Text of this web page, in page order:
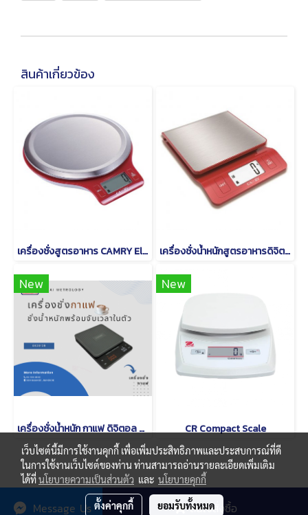
สนใจสั่งซื้อ
Message Us
สินค้าเกี่ยวข้อง
เครื่องชั่งสูตรอาหาร CAMRY Electronic Kitchen Scale EK3211 เครื่องชั่งน้ำหนักสูตรอาหารดิจิตอล CAMRY EK 3260
New
เครื่องชั่งน้ำหนัก กาแฟ ดิจิตอล CAMRY EK 2912 R
New
CR Compact Scale
© Copyright thaimetrology.com 2026. All Rights Reserved.
เว็บไซต์นี้มีการใช้งานคุกกี้ เพื่อเพิ่มประสิทธิภาพและประสบการณ์ที่ดี
ในการใช้งานเว็บไซต์ของท่าน ท่านสามารถอ่านรายละเอียดเพิ่มเติม
ได้ที่นโยบายความเป็นส่วนตัว และ นโยบายคุกกี้
ตั้งค่าคุกกี้ ยอมรับทั้งหมด